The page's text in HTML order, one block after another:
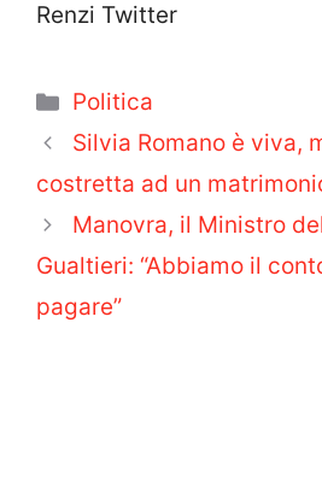
Renzi Twitter
Categorie
Politica
Silvia Romano è viva,
costretta ad un
Manovra, il Ministro
Gualtieri: “Abbiamo il
pagare”